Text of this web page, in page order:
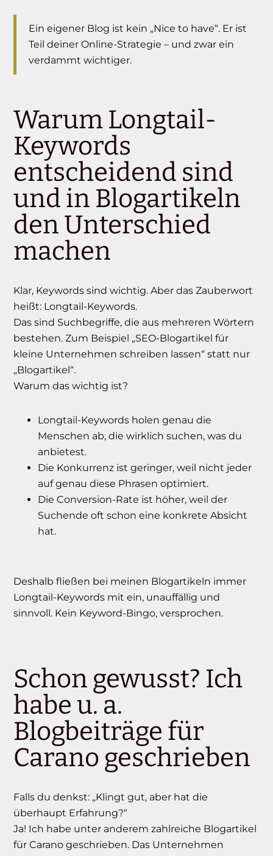
Ein eigener Blog ist kein „Nice to have“. Er ist
Teil deiner Online-Strategie – und zwar ein
verdammt wichtiger.
Warum Longtail-
Keywords
entscheidend sind
und in Blogartikeln
den Unterschied
machen
Klar, Keywords sind wichtig. Aber das Zauberwort
heißt: Longtail-Keywords.
Das sind Suchbegriffe, die aus mehreren Wörtern
bestehen. Zum Beispiel „SEO-Blogartikel für
kleine Unternehmen schreiben lassen“ statt nur
„Blogartikel“.
Warum das wichtig ist?
Longtail-Keywords holen genau die
Menschen ab, die wirklich suchen, was du
anbietest.
Die Konkurrenz ist geringer, weil nicht jeder
auf genau diese Phrasen optimiert.
Die Conversion-Rate ist höher, weil der
Suchende oft schon eine konkrete Absicht
hat.
Deshalb fließen bei meinen Blogartikeln immer
Longtail-Keywords mit ein, unauffällig und
sinnvoll. Kein Keyword-Bingo, versprochen.
Schon gewusst? Ich
habe u. a.
Blogbeiträge für
Carano geschrieben
Falls du denkst: „Klingt gut, aber hat die
überhaupt Erfahrung?“
Ja! Ich habe unter anderem zahlreiche Blogartikel
für Carano geschrieben. Das Unternehmen